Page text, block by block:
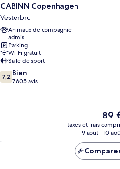
CABINN
Copenhagen
Vesterbro
CABINN Copenhagen
Vesterbro
Animaux de compagnie
admis
Parking
Wi-Fi gratuit
Salle de sport
7.2
sur
7,2 Bien
7 605 avis
Le
prix
de
89 €
89
taxes et frais
9 août - 10